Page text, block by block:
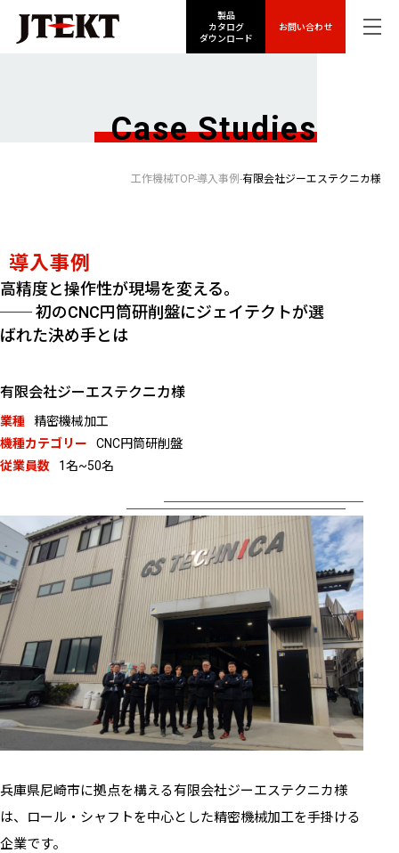
製品
カタログ
ダウンロード
お問い合わせ
Case Studies
工作機械TOP 導入事例 有限会社ジーエステクニカ様
導入事例
高精度と操作性が現場を変える。
── 初のCNC円筒研削盤にジェイテクトが選
ばれた決め手とは
有限会社ジーエステクニカ様
業種
精密機械加工
機種カテゴリー
CNC円筒研削盤
従業員数
1名~50名
兵庫県尼崎市に拠点を構える有限会社ジーエステクニカ様
は、ロール・シャフトを中心とした精密機械加工を手掛ける
企業です。